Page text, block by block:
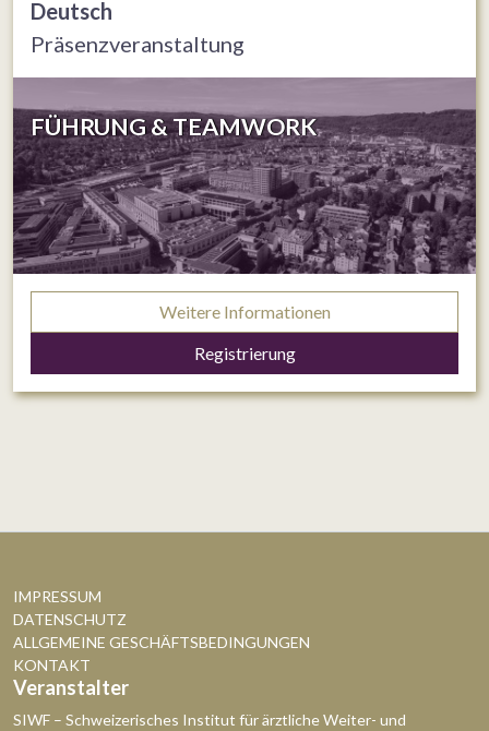
Deutsch
Präsenzveranstaltung
FÜHRUNG & TEAMWORK
Weitere Informationen
Registrierung
IMPRESSUM
DATENSCHUTZ
ALLGEMEINE GESCHÄFTSBEDINGUNGEN
KONTAKT
Veranstalter
SIWF – Schweizerisches Institut für ärztliche Weiter- und